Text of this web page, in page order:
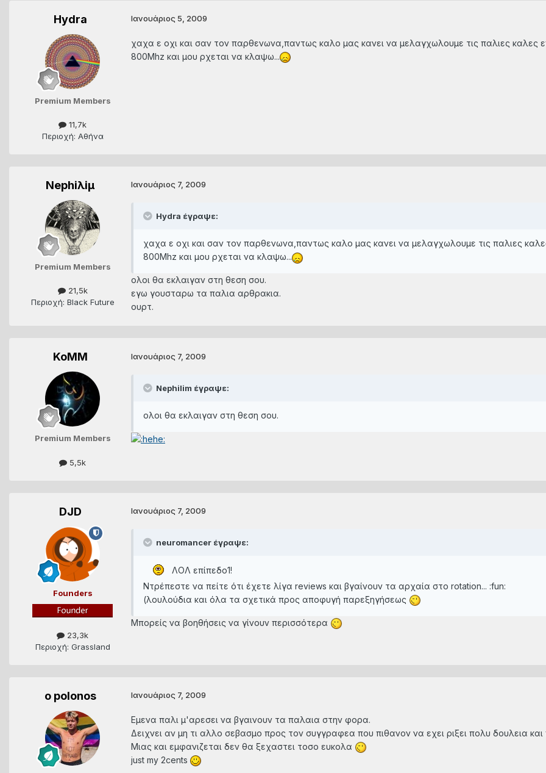
Hydra
Premium Members
11,7k
Περιοχή: Αθήνα
Ιανουάριος 5, 2009
χαχα ε οχι και σαν τον παρθενωνα,παντως καλο μας κανει να μελαγχωλουμε τις παλιες καλες
800Mhz και μου ρχεται να κλαψω...
Nephiλiμ
Premium Members
21,5k
Περιοχή: Black Future
Ιανουάριος 7, 2009
Hydra έγραψε:
χαχα ε οχι και σαν τον παρθενωνα,παντως καλο μας κανει να μελαγχωλουμε τις παλιες
800Mhz και μου ρχεται να κλαψω...
ολοι θα εκλαιγαν στη θεση σου.
εγω γουσταρω τα παλια αρθρακια.
ουρτ.
KoMM
Premium Members
5,5k
Ιανουάριος 7, 2009
Nephilim έγραψε:
ολοι θα εκλαιγαν στη θεση σου.
DJD
Founders
23,3k
Περιοχή: Grassland
Ιανουάριος 7, 2009
neuromancer έγραψε:
ΛΟΛ επίπεδο1!
Ντρέπεστε να πείτε ότι έχετε λίγα reviews και βγαίνουν τα αρχαία στο rotation... :fun:
(λουλούδια και όλα τα σχετικά προς αποφυγή παρεξηγήσεως
Μπορείς να βοηθήσεις να γίνουν περισσότερα
o polonos Ιανουάριος 7, 2009
Εμενα παλι μ'αρεσει να βγαινουν τα παλαια στην φορα.
Δειχνει αν μη τι αλλο σεβασμο προς τον συγγραφεα που πιθανον να εχει ριξει πολυ δουλεια
Μιας και εμφανιζεται δεν θα ξεχαστει τοσο ευκολα
just my 2cents